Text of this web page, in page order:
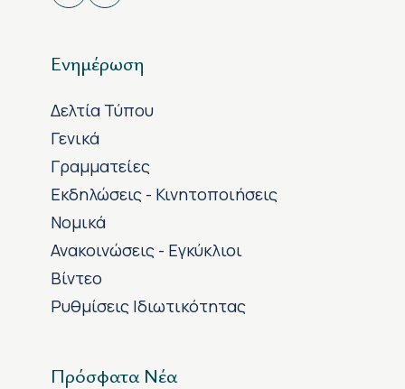
Ενημέρωση
Δελτία Τύπου
Γενικά
Γραμματείες
Εκδηλώσεις - Κινητοποιήσεις
Νομικά
Ανακοινώσεις - Εγκύκλιοι
Βίντεο
Ρυθμίσεις Ιδιωτικότητας
Πρόσφατα Νέα